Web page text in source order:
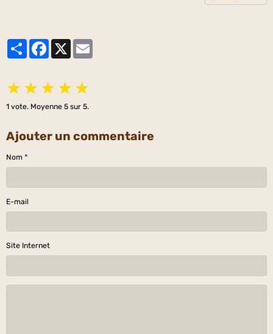
PartagerFacebook
★ ★ ★ ★ ★
1 vote. Moyenne 5 sur 5.
Ajouter un commentaire
Nom
E-mail
Site Internet